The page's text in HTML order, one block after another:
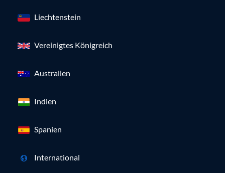
Liechtenstein
Vereinigtes Königreich
Australien
Indien
Spanien
International